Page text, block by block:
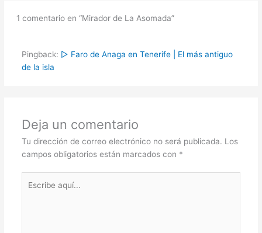
1 comentario en “Mirador de La Asomada”
Pingback: ▷ Faro de Anaga en Tenerife | El más antiguo
de la isla
Deja un comentario
Tu dirección de correo electrónico no será publicada. Los
campos obligatorios están marcados con *
aquí...